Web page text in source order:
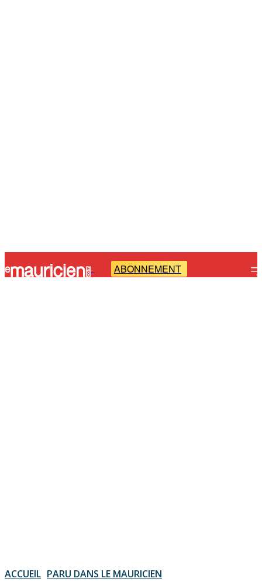
- ABONNEMENT
ACCUEIL PARU DANS LE MAURICIEN